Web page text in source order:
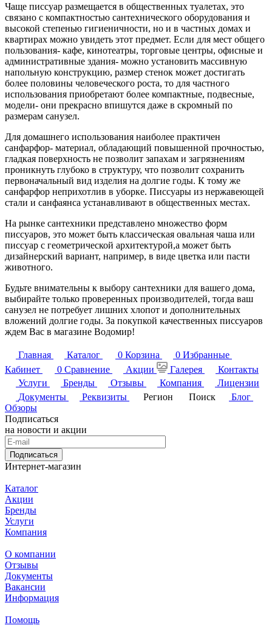
Чаще писсуар размещается в общественных туалетах, это
связано с компактностью сантехнического оборудования и
высокой степенью гигиеничности, но и в частных домах и
квартирах можно увидеть этот предмет. Если для мест общего
пользования- кафе, кинотеатры, торговые центры, офисные и
административные здания- можно установить массивную
напольную конструкцию, размер стенок может достигать
более половины человеческого роста, то для частного
использования приобретают более компактные, подвесные,
модели- они прекрасно впишутся даже в скромный по
размерам санузел.
Для домашнего использования наиболее практичен
санфарфор- материал, обладающий повышенной прочностью,
гладкая поверхность не позволит запахам и загрязнениям
проникнуть глубоко в структуру, что позволит сохранить
первоначальный вид изделия на долгие годы. К тому же
санфарфор неприхотлив в уборке. Писсуары из нержавеющей
стали и санфаянса устанавливают в общественных местах.
На рынке сантехники представлено множество форм
писсуаров, это может быть классическая овальная чаша или
писсуар с геометрической архитектурой,а может быть
дизайнерский вариант, например, в виде цветка или пасти
животного.
Будьте внимательны к выбору сантехники для вашего дома,
выбирайте только проверенных производителей, тогда ваш
санузел не потребует лишних хлопот и дополнительных
вложений долгие годы. За покупкой качественных писсуаров
ждем Вас в магазине Водомир!
Главная Каталог 0 Корзина 0 Избранные
Кабинет
0 Сравнение Акции Галерея
Контакты
Услуги
Бренды Отзывы Компания
Лицензии
Документы
Реквизиты Регион Поиск
Блог
Обзоры
Подписаться
на новости и акции
Подписаться
Интернет-магазин
Каталог
Акции
Бренды
Услуги
Компания
О компании
Отзывы
Документы
Вакансии
Информация
Помощь